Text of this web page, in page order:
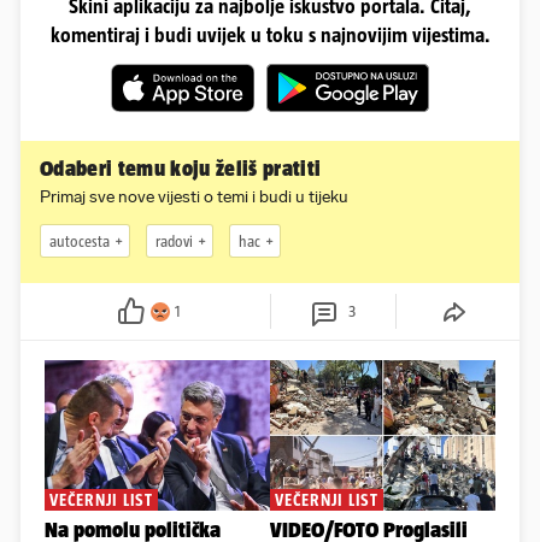
Skini aplikaciju za najbolje iskustvo portala. Čitaj,
komentiraj i budi uvijek u toku s najnovijim vijestima.
Odaberi temu koju želiš pratiti
Primaj sve nove vijesti o temi i budi u tijeku
autocesta radovi hac
1 3